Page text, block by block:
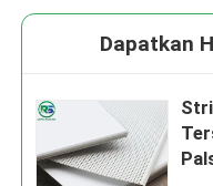
Dapatkan